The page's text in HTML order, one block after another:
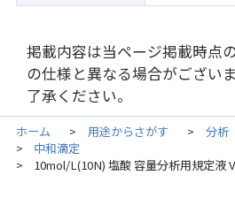
掲載内容は当ページ掲載時点
の仕様と異なる場合がござい
了承ください。
ホーム > 用途からさがす > 分析
> 中和滴定
> 10mol/L(10N) 塩酸 容量分析用規定液